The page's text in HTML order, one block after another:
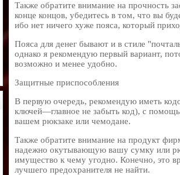
Также обратите внимание на прочность
конце концов, убедитесь в том, что вы
ибо нет ничего хуже пояса, который
Пояса для денег бывают и в стиле
однако я рекомендую первый вариант,
возможно и менее удобно.
Защитные приспособления
В первую очередь, рекомендую иметь
ключей—главное не забыть код), с
вашем рюкзаке или чемодане.
Также обратите внимание на продукт
надежно окутывающую вашу сумку или
имущество к чему угодно. Конечно, это
лучшего предохранителя не найти.